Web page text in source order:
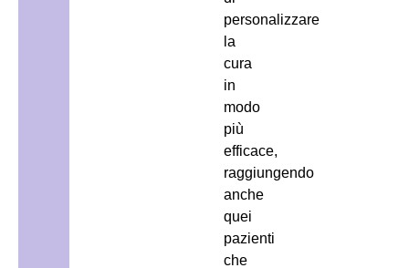
personalizzare
la
cura
in
modo
più
efficace,
raggiungendo
anche
quei
pazienti
che